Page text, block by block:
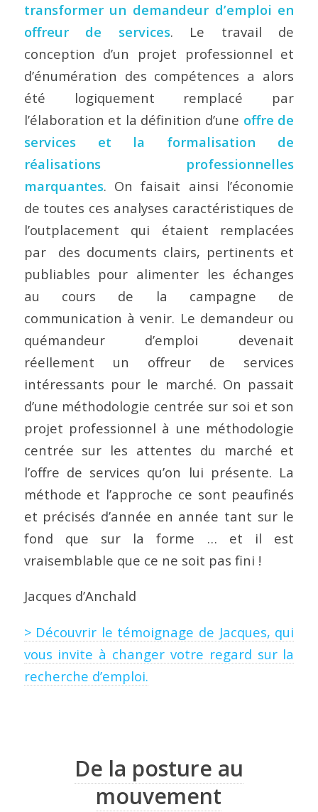
transformer un demandeur d’emploi en
offreur de services. Le travail de
conception d’un projet professionnel et
d’énumération des compétences a alors
été logiquement remplacé par
l’élaboration et la définition d’une offre de
services et la formalisation de
réalisations professionnelles
marquantes. On faisait ainsi l’économie
de toutes ces analyses caractéristiques de
l’outplacement qui étaient remplacées
par des documents clairs, pertinents et
publiables pour alimenter les échanges
au cours de la campagne de
communication à venir. Le demandeur ou
quémandeur d’emploi devenait
réellement un offreur de services
intéressants pour le marché. On passait
d’une méthodologie centrée sur soi et son
projet professionnel à une méthodologie
centrée sur les attentes du marché et
l’offre de services qu’on lui présente. La
méthode et l’approche ce sont peaufinés
et précisés d’année en année tant sur le
fond que sur la forme … et il est
vraisemblable que ce ne soit pas fini !
Jacques d’Anchald
> Découvrir le témoignage de Jacques, qui
vous invite à changer votre regard sur la
recherche d’emploi.
De la posture au
mouvement